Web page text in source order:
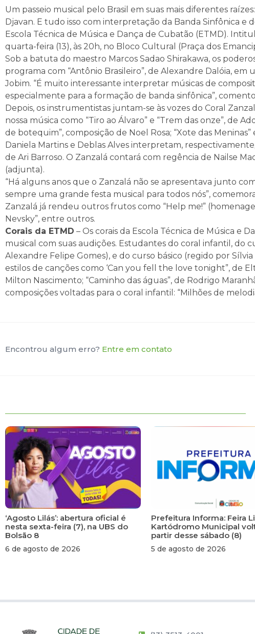
Um passeio musical pelo Brasil em suas mais diferentes
Djavan. E tudo isso com interpretação da Banda Sinfônica e
Escola Técnica de Música e Dança de Cubatão (ETMD).
quarta-feira (13), às 20h, no Bloco Cultural (Praça dos
Sob a batuta do maestro Marcos Sadao Shirakawa, os
programa com “Antônio Brasileiro”, de Alexandre Dalóia,
Jobim. “É muito interessante interpretar músicas de
especialmente para a formação de banda sinfônica”,
Depois, os instrumentistas juntam-se às vozes do Coral
nossa música como “Tiro ao Álvaro” e “Trem das onze”, de
de botequim”, composição de Noel Rosa; “Xote das
Daniela Martins e Deblas Alves interpretam,
de Ari Barroso. O Zanzalá contará com regência de Nailse
(adjunta).
“Há alguns anos que o Zanzalá não se apresentava junto
sempre uma grande festa musical para todos nós”,
Zanzalá já rendeu outros frutos como “Help me!”
Nevsky”, entre outros.
Corais da ETMD – Os corais da Escola Técnica de Música e
musical com suas audições. Estudantes do coral infantil, do
Alexandre Felipe Gomes), e do curso básico (regido por
estilos de canções como ‘Can you fell the love tonight”, de
Milton Nascimento; “Caminho das águas”, de Rodrigo
composições voltadas para o coral infantil: “Milhões de
Encontrou algum erro? Entre em contato
‘Agosto Lilás’: abertura oficial é
nesta sexta-feira (7), na UBS do
Bolsão 8
6 de agosto de 2026
Prefeitura Informa: Feira
Kartódromo Municipal
partir desse sábado (8)
5 de agosto de 2026